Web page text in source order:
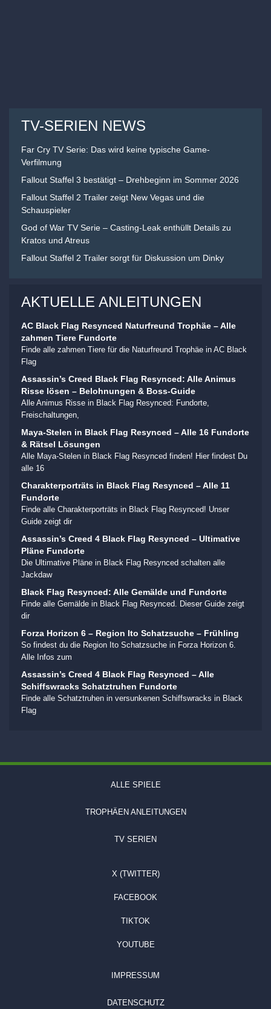
TV-SERIEN NEWS
Far Cry TV Serie: Das wird keine typische Game-
Verfilmung
Fallout Staffel 3 bestätigt – Drehbeginn im Sommer 2026
Fallout Staffel 2 Trailer zeigt New Vegas und die
Schauspieler
God of War TV Serie – Casting-Leak enthüllt Details zu
Kratos und Atreus
Fallout Staffel 2 Trailer sorgt für Diskussion um Dinky
AKTUELLE ANLEITUNGEN
AC Black Flag Resynced Naturfreund Trophäe – Alle
zahmen Tiere Fundorte
Finde alle zahmen Tiere für die Naturfreund Trophäe in AC Black
Flag
Assassin’s Creed Black Flag Resynced: Alle Animus
Risse lösen – Belohnungen & Boss-Guide
Alle Animus Risse in Black Flag Resynced: Fundorte,
Freischaltungen,
Maya-Stelen in Black Flag Resynced – Alle 16 Fundorte
& Rätsel Lösungen
Alle Maya-Stelen in Black Flag Resynced finden! Hier findest Du
alle 16
Charakterporträts in Black Flag Resynced – Alle 11
Fundorte
Finde alle Charakterporträts in Black Flag Resynced! Unser
Guide zeigt dir
Assassin’s Creed 4 Black Flag Resynced – Ultimative
Pläne Fundorte
Die Ultimative Pläne in Black Flag Resynced schalten alle
Jackdaw
Black Flag Resynced: Alle Gemälde und Fundorte
Finde alle Gemälde in Black Flag Resynced. Dieser Guide zeigt
dir
Forza Horizon 6 – Region Ito Schatzsuche – Frühling
So findest du die Region Ito Schatzsuche in Forza Horizon 6.
Alle Infos zum
Assassin’s Creed 4 Black Flag Resynced – Alle
Schiffswracks Schatztruhen Fundorte
Finde alle Schatztruhen in versunkenen Schiffswracks in Black
Flag
ALLE SPIELE
TROPHÄEN ANLEITUNGEN
TV SERIEN
X (TWITTER)
FACEBOOK
TIKTOK
YOUTUBE
IMPRESSUM
DATENSCHUTZ